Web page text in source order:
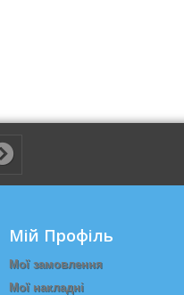
Мій Профіль
Мої замовлення
Мої накладні